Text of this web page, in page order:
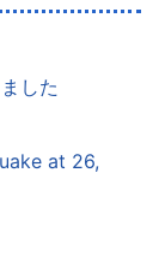
した
at 26,